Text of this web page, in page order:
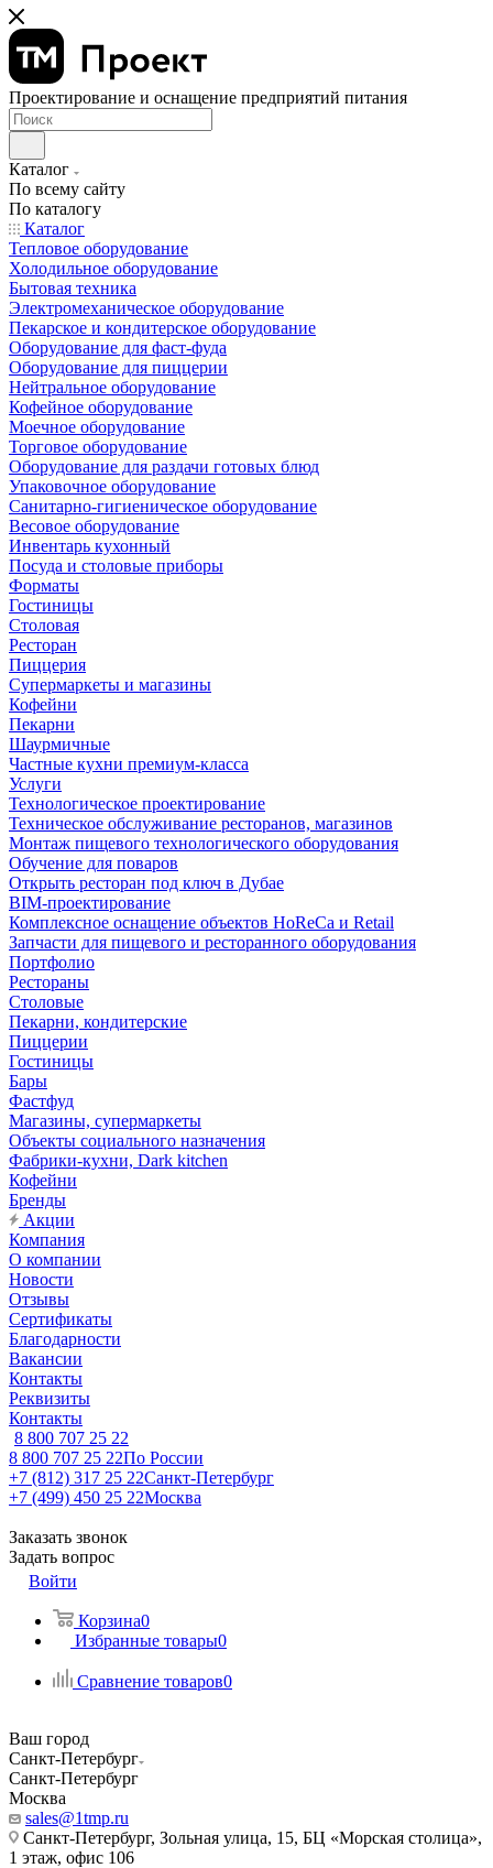
Проектирование и оснащение предприятий питания
Каталог
По всему сайту
По каталогу
Каталог
Тепловое оборудование
Холодильное оборудование
Бытовая техника
Электромеханическое оборудование
Пекарское и кондитерское оборудование
Оборудование для фаст-фуда
Оборудование для пиццерии
Нейтральное оборудование
Кофейное оборудование
Моечное оборудование
Торговое оборудование
Оборудование для раздачи готовых блюд
Упаковочное оборудование
Санитарно-гигиеническое оборудование
Весовое оборудование
Инвентарь кухонный
Посуда и столовые приборы
Форматы
Гостиницы
Столовая
Ресторан
Пиццерия
Супермаркеты и магазины
Кофейни
Пекарни
Шаурмичные
Частные кухни премиум-класса
Услуги
Технологическое проектирование
Техническое обслуживание ресторанов, магазинов
Монтаж пищевого технологического оборудования
Обучение для поваров
Открыть ресторан под ключ в Дубае
BIM-проектирование
Комплексное оснащение объектов HoReCa и Retail
Запчасти для пищевого и ресторанного оборудования
Портфолио
Рестораны
Столовые
Пекарни, кондитерские
Пиццерии
Гостиницы
Бары
Фастфуд
Магазины, супермаркеты
Объекты социального назначения
Фабрики-кухни, Dark kitchen
Кофейни
Бренды
Акции
Компания
О компании
Новости
Отзывы
Сертификаты
Благодарности
Вакансии
Контакты
Реквизиты
Контакты
8 800 707 25 22
8 800 707 25 22По России
+7 (812) 317 25 22Санкт-Петербург
+7 (499) 450 25 22Москва
Заказать звонок
Задать вопрос
Войти
Корзина0
Избранные товары0
Сравнение товаров0
Ваш город
Санкт-Петербург
Санкт-Петербург
Москва
sales@1tmp.ru
Санкт-Петербург, Зольная улица, 15, БЦ «Морская столица»,
1 этаж, офис 106